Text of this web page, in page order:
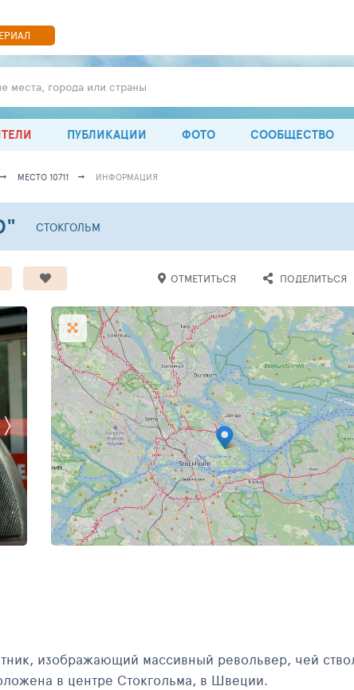
места, города или страны
ПУБЛИКАЦИИ ФОТО СООБЩЕСТВО
МЕСТО 10711 ИНФОРМАЦИЯ
СТОКГОЛЬМ
ОТМЕТИТЬСЯ ПОДЕЛИТЬСЯ
ЯНВАРЬ 2013
изображающий массивный револьвер, чей
в центре Стокгольма, в Швеции.